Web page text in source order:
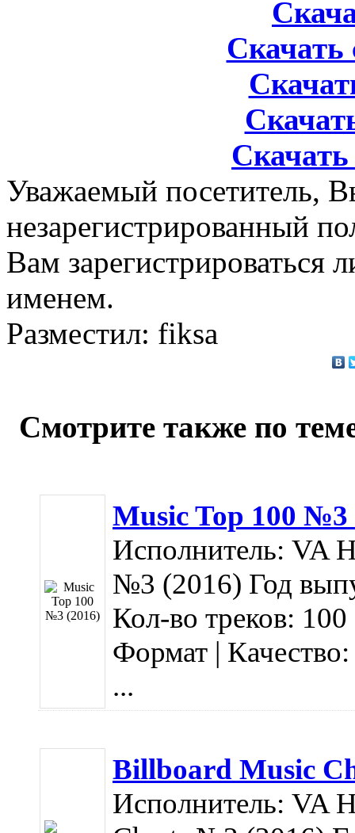
Скачать
Уважаемый посетитель,
незарегистрированный
Вам зарегистрироваться
именем.
Разместил: fiksa
Смотрите также по
Music Top 100 №3
Исполнитель: VA
№3 (2016) Год
Кол-во треков:
Формат |
...
Billboard Music
Исполнитель: VA